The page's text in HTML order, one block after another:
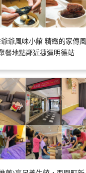
爺風味小館 精緻的家傳風
餐地點鄰近捷運明德站